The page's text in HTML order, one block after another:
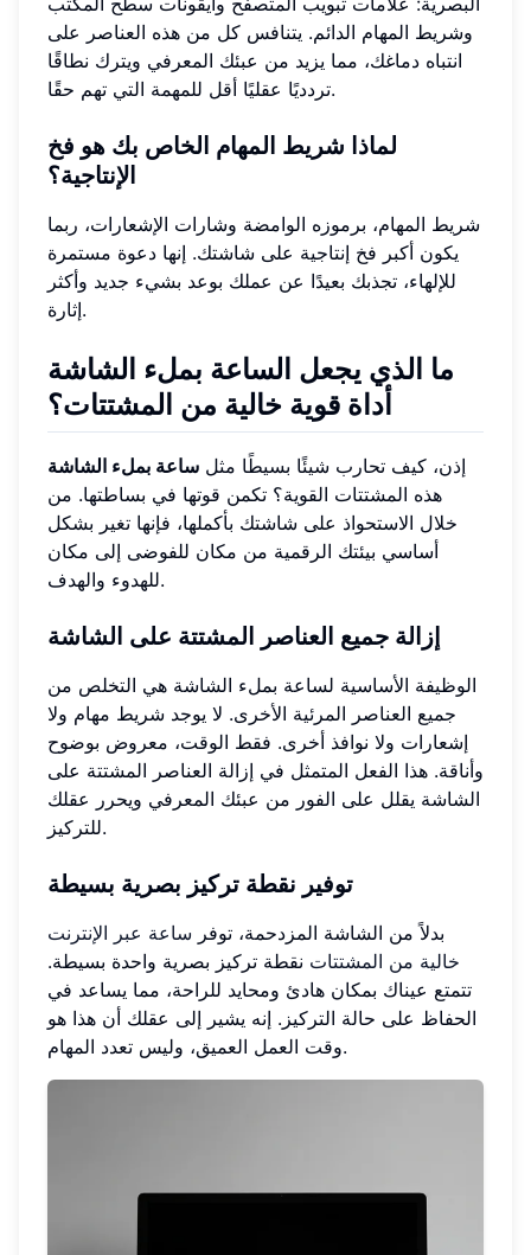
وشريط المهام الدائم. يتنافس كل من هذه العناصر على
انتباه دماغك، مما يزيد من عبئك المعرفي ويترك نطاقًا
تردديًا عقليًا أقل للمهمة التي تهم حقًا.
لماذا شريط المهام الخاص بك هو فخ
الإنتاجية؟
شريط المهام، برموزه الوامضة وشارات الإشعارات، ربما
يكون أكبر فخ إنتاجية على شاشتك. إنها دعوة مستمرة
للإلهاء، تجذبك بعيدًا عن عملك بوعد بشيء جديد وأكثر
إثارة.
ما الذي يجعل الساعة بملء الشاشة
أداة قوية خالية من المشتتات؟
إذن، كيف تحارب شيئًا بسيطًا مثل ساعة بملء الشاشة
هذه المشتتات القوية؟ تكمن قوتها في بساطتها. من
خلال الاستحواذ على شاشتك بأكملها، فإنها تغير بشكل
أساسي بيئتك الرقمية من مكان للفوضى إلى مكان
للهدوء والهدف.
إزالة جميع العناصر المشتتة على الشاشة
الوظيفة الأساسية لساعة بملء الشاشة هي التخلص من
جميع العناصر المرئية الأخرى. لا يوجد شريط مهام ولا
إشعارات ولا نوافذ أخرى. فقط الوقت، معروض بوضوح
وأناقة. هذا الفعل المتمثل في إزالة العناصر المشتتة على
الشاشة يقلل على الفور من عبئك المعرفي ويحرر عقلك
للتركيز.
توفير نقطة تركيز بصرية بسيطة
بدلاً من الشاشة المزدحمة، توفر ساعة عبر الإنترنت
خالية من المشتتات نقطة تركيز بصرية واحدة بسيطة.
تتمتع عيناك بمكان هادئ ومحايد للراحة، مما يساعد في
الحفاظ على حالة التركيز. إنه يشير إلى عقلك أن هذا هو
وقت العمل العميق، وليس تعدد المهام.